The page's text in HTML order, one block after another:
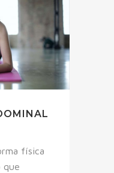
física
que